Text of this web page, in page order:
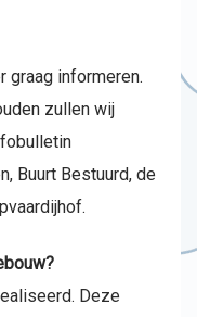
graag informeren.
zullen wij
Buurt Bestuurd, de
Deze